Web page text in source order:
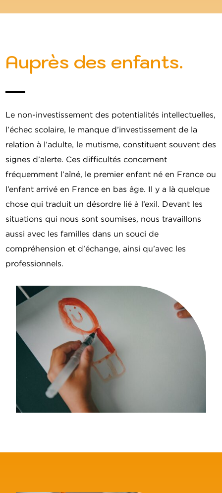
Auprès des enfants.
Le non-investissement des potentialités intellectuelles,
l’échec scolaire, le manque d’investissement de la
relation à l’adulte, le mutisme, constituent souvent des
signes d’alerte. Ces difficultés concernent
fréquemment l’aîné, le premier enfant né en France ou
l’enfant arrivé en France en bas âge. Il y a là quelque
chose qui traduit un désordre lié à l’exil. Devant les
situations qui nous sont soumises, nous travaillons
aussi avec les familles dans un souci de
compréhension et d’échange, ainsi qu’avec les
professionnels.